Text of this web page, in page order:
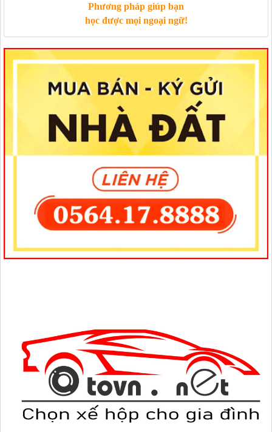
Phương pháp giúp bạn
học được mọi ngoại ngữ!